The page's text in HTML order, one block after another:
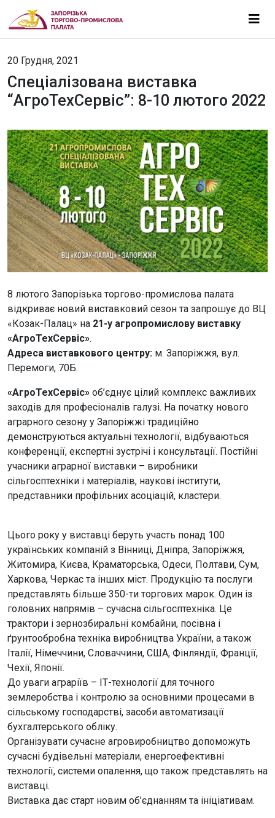
20 Грудня, 2021
Спеціалізована виставка
“АгроТехСервіс”: 8-10 лютого 2022
8 лютого Запорізька торгово-промислова палата
відкриває новий виставковий сезон та запрошує до ВЦ
«Козак-Палац» на 21-у агропромислову виставку
«АгроТехСервіс».
Адреса виставкового центру: м. Запоріжжя, вул.
Перемоги, 70Б.
«АгроТехСервіс» об’єднує цілий комплекс важливих
заходів для професіоналів галузі. На початку нового
аграрного сезону у Запоріжжі традиційно
демонструються актуальні технології, відбуваються
конференції, експертні зустрічі і консультації. Постійні
учасники аграрної виставки – виробники
сільгосптехніки і матеріалів, наукові інститути,
представники профільних асоціацій, кластери.
Цього року у виставці беруть участь понад 100
українських компаній з Вінниці, Дніпра, Запоріжжя,
Житомира, Києва, Краматорська, Одеси, Полтави, Сум,
Харкова, Черкас та інших міст. Продукцію та послуги
представлять більше 350-ти торгових марок. Один із
головних напрямів – сучасна сільгосптехніка. Це
трактори і зернозбиральні комбайни, посівна і
ґрунтообробна техніка виробництва України, а також
Італії, Німеччини, Словаччини, США, Фінляндії, Франції,
Чехії, Японії.
До уваги аграріїв – ІТ-технології для точного
землеробства і контролю за основними процесами в
сільському господарстві, засоби автоматизації
бухгалтерського обліку.
Організувати сучасне агровиробництво допоможуть
сучасні будівельні матеріали, енергоефективні
технології, системи опалення, що також представлять на
виставці.
Виставка дає старт новим об’єднанням та ініціативам.